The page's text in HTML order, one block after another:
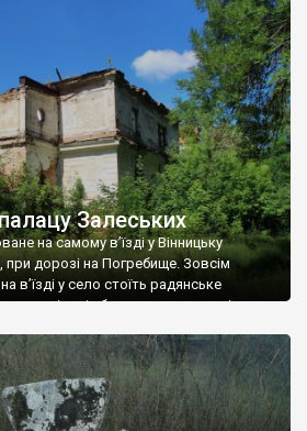
від більшості навколишніх
Михайлівська церква. Точної дати […]
Залеських
на самому в’їзді у Вінницьку
при дорозі на Погребище. Зовсім
в’їзді у село стоїть радянське
жінку і яблуню, а трохи далі, десь
стареньких колії у траві – […]